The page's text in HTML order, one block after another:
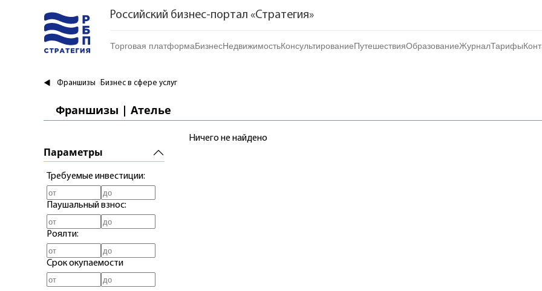
Российский бизнес-портал «Стратегия»
Торговая платформа
Торговые марки
БизнесНедвижимость
Риелтор
КонсультированиеПутешествияОбразованиеЖурналТарифы
Франшизы Бизнес в сфере услуг
Франшизы | Ателье
Параметры
Требуемые инвестиции:
Паушальный взнос:
Роялти:
Срок окупаемости
Ничего не найдено